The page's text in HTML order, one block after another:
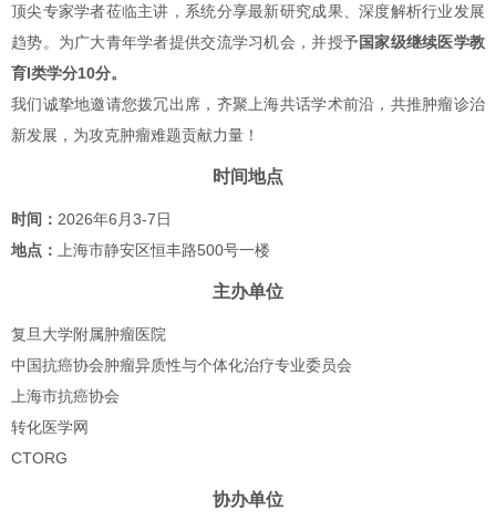
顶尖专家学者莅临主讲，系统分享最新研究成果、深度解析行业发展
趋势。为广大青年学者提供交流学习机会，并授予国家级继续医学教
育I类学分10分。
我们诚挚地邀请您拨冗出席，齐聚上海共话学术前沿，共推肿瘤诊治
新发展，为攻克肿瘤难题贡献力量！
时间地点
时间： 2026年6月3-7日
地点：
上海市静安区恒丰路500号一楼
主办单位
复旦大学附属肿瘤医院
中国抗癌协会肿瘤异质性与个体化治疗专业委员会
上海市抗癌协会
转化医学网
CTORG
协办单位